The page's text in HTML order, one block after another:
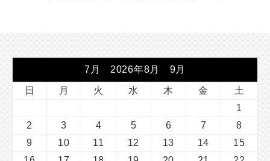
7月 2026年8月 9月
日 月 火 水 木 金
土
1
2
3 4 5 6 7
8
9
10 11 12 13 14
15